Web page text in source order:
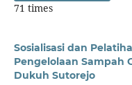
71 times
Sosialisasi dan
Pengelolaan Sampah
Dukuh Sutorejo